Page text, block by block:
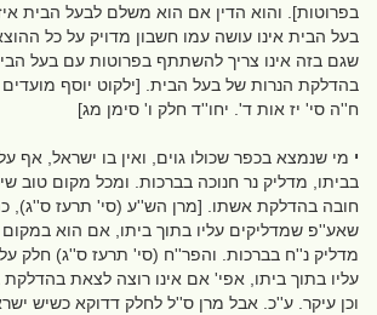
בפרוטות]. והוא הדין אם הוא משלם לבעל הבית
בעל הבית אינו עושה עמו חשבון מדויק על כל
שגם בזה אינו צריך להשתתף בפרוטות עם בעל
בהדלקת הנרות של בעל הבית. [ילקוט יוסף מועדים
ח''ה סי' יז אות ד'. יחו''ד חלק ו' סימן מג]
י מי שנמצא בכפר שכולו גוים, ואין בו ישראל, אף
בביתו, מדליק נר חנוכה בברכות. ומכל מקום טוב
חובה בהדלקת אשתו. [מרן הש''ע (סי' תרעז ס''ג),
שאע''פ שמדליקים עליו בתוך ביתו, אם הוא במקום
מדליק נ''ח בברכות. והפר''ח (סי' תרעז ס''ג) חלק על
עליו בתוך ביתו, אפי' אם אינו רוצה לצאת בהדלקת
וכן עיקר. ע''כ. אבל מרן ס''ל לחלק דדוקא כשיש